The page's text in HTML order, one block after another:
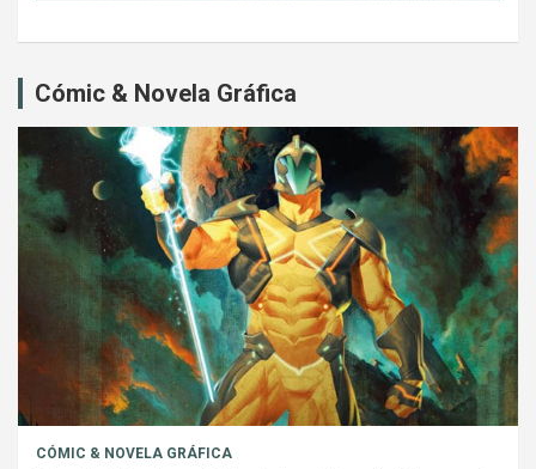
Cómic & Novela Gráfica
CÓMIC & NOVELA GRÁFICA